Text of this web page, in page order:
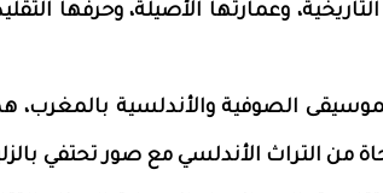
وعمارتها الأصيلة، وحرفها
الصوفية والأندلسية بالمغرب،
من التراث الأندلسي مع صور تحتفي